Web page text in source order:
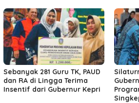
Sebanyak 281 Guru TK, PAUD
dan RA di Lingga Terima
Insentif dari Gubernur Kepri